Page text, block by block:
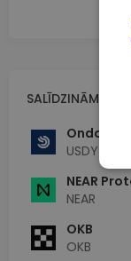
SALĪDZINĀMA
Ondo US
USDY
NEAR
NEAR
OKB
OKB